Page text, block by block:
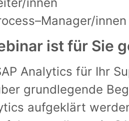
–Manager/innen
ist für Sie
Analytics für Ihr
grundlegende
aufgeklärt